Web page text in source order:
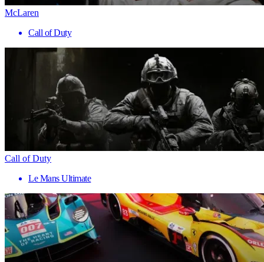
McLaren
Call of Duty
Call of Duty
Le Mans Ultimate